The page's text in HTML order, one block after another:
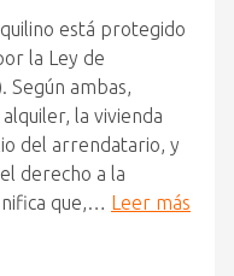
está protegido
la Ley de
Según ambas,
la vivienda
del arrendatario, y
derecho a la
que,… Leer más